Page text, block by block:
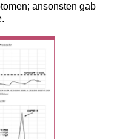
ansonsten gab